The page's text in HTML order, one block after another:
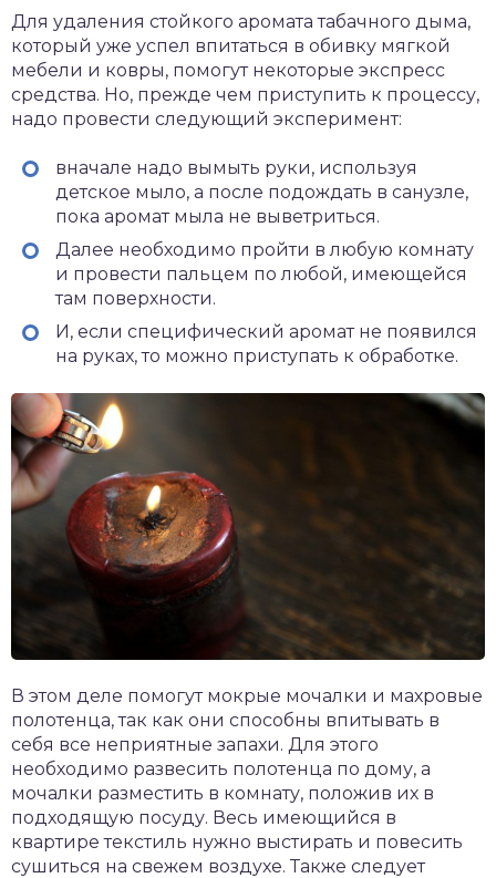
Для удаления стойкого аромата табачного дыма,
который уже успел впитаться в обивку мягкой
мебели и ковры, помогут некоторые экспресс
средства. Но, прежде чем приступить к процессу,
надо провести следующий эксперимент:
вначале надо вымыть руки, используя
детское мыло, а после подождать в санузле,
пока аромат мыла не выветриться.
Далее необходимо пройти в любую комнату
и провести пальцем по любой, имеющейся
там поверхности.
И, если специфический аромат не появился
на руках, то можно приступать к обработке.
В этом деле помогут мокрые мочалки и махровые
полотенца, так как они способны впитывать в
себя все неприятные запахи. Для этого
необходимо развесить полотенца по дому, а
мочалки разместить в комнату, положив их в
подходящую посуду. Весь имеющийся в
квартире текстиль нужно выстирать и повесить
сушиться на свежем воздухе. Также следует